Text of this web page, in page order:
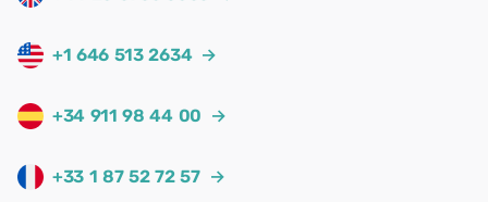
+1 646 513 2634 →
+34 911 98 44 00 →
+33 1 87 52 72 57 →